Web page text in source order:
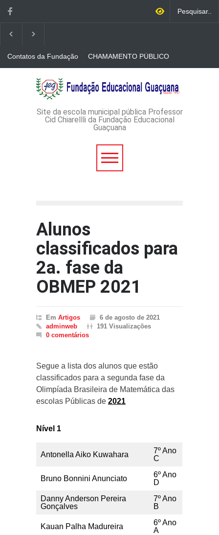
Contatos da Fundação
CHAMAMENTO PÚBLICO
CREDENCIAMENTO DE
IMPRESSOS
AVISO DE DISPENSA DE
LICITAÇÃO - DISPENSA DE
LICITAÇÃO Nº 53/2026-
ADMINISTRATIVO Nº
Site da escola municipal pública Professor
Cid Chiarellli da Fundação Educacional
Guaçuana
Alunos
classificados para
2a. fase da
OBMEP 2021
Em Artigos
6 de agosto de 2021
adminweb
191 Visualizações
0 comentários
Segue a lista dos alunos que estão
classificados para a segunda fase da
Olimpíada Brasileira de Matemática das
escolas Públicas de 2021
Nível 1
Antonella Aiko Kuwahara
7º Ano
C
Bruno Bonnini Anunciato
6º Ano
D
Danny Anderson Pereira
Gonçalves
7º Ano
B
Kauan Palha Madureira
6º Ano
A